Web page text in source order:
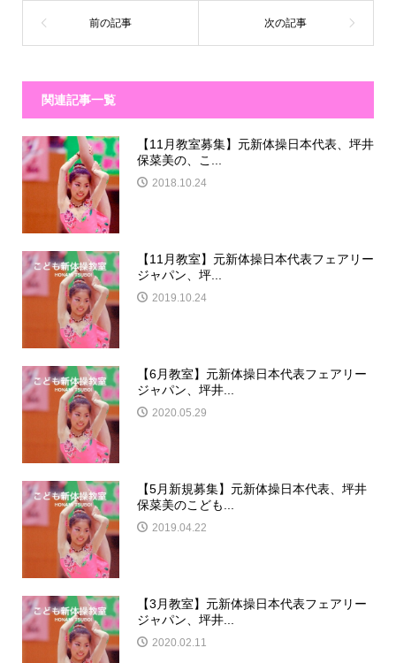
関連記事一覧
【11月教室募集】元新体操日本代表、坪井
保菜美の、こ...
2018.10.24
【11月教室】元新体操日本代表フェアリー
ジャパン、坪...
2019.10.24
【6月教室】元新体操日本代表フェアリー
ジャパン、坪井...
2020.05.29
【5月新規募集】元新体操日本代表、坪井
保菜美のこども...
2019.04.22
【3月教室】元新体操日本代表フェアリー
ジャパン、坪井...
2020.02.11